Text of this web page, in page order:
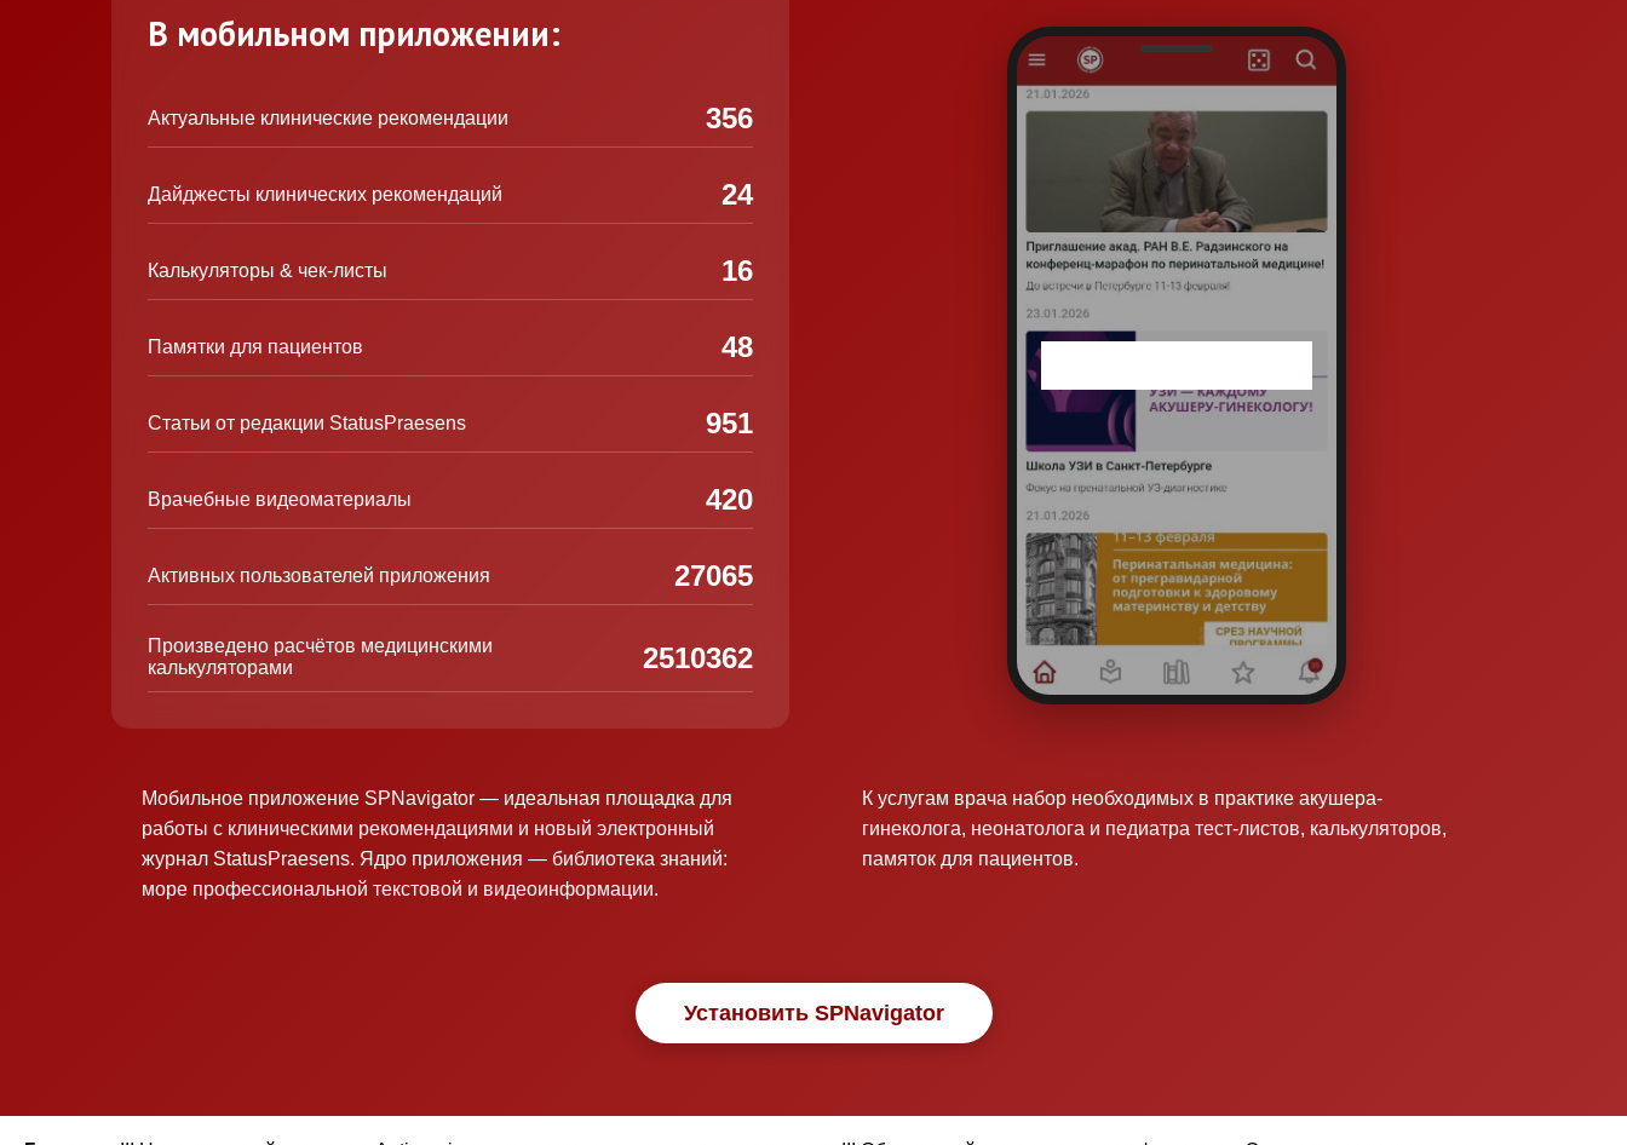
В мобильном приложении:
Актуальные клинические рекомендации 356
Дайджесты клинических рекомендаций 24
Калькуляторы & чек-листы 16
Памятки для пациентов 48
Статьи от редакции StatusPraesens 951
Врачебные видеоматериалы 420
Активных пользователей приложения 27065
Произведено расчётов медицинскими
калькуляторами
2510362
Мобильное приложение SPNavigator — идеальная площадка для
работы с клиническими рекомендациями и новый электронный
журнал StatusPraesens. Ядро приложения — библиотека знаний:
море профессиональной текстовой и видеоинформации.
К услугам врача набор необходимых в практике акушера-
гинеколога, неонатолога и педиатра тест-листов, калькуляторов,
памяток для пациентов.
Установить SPNavigator